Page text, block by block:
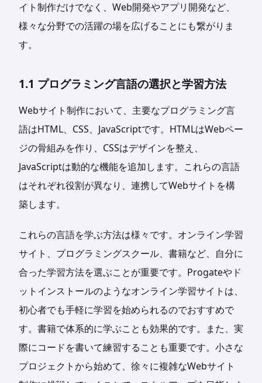
イト制作だけでなく、Web開発やアプリ開発など、
様々な分野での活躍の場を広げることにも繋がりま
す。
1.1 プログラミング言語の選択と学習方法
Webサイト制作において、主要なプログラミング言
語はHTML、CSS、JavaScriptです。HTMLはWebペー
ジの骨組みを作り、CSSはデザインを整え、
JavaScriptは動的な機能を追加します。これらの言語
はそれぞれ役割が異なり、連携してWebサイトを構
築します。
これらの言語を学ぶ方法は様々です。オンライン学習
サイト、プログラミングスクール、書籍など、自分に
合った学習方法を選ぶことが重要です。Progateやド
ットインストールのようなオンライン学習サイトは、
初心者でも手軽に学習を始められるのでおすすめで
す。書籍で体系的に学ぶことも効果的です。また、実
際にコードを書いて練習することも重要です。小さな
プロジェクトから始めて、徐々に複雑なWebサイト